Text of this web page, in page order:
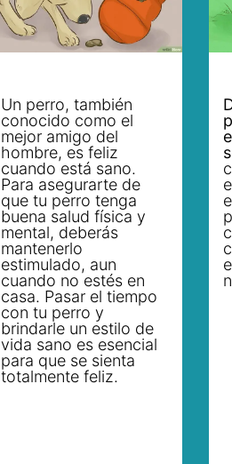
Un perro, también
conocido como el
mejor amigo del
hombre, es feliz
cuando está sano.
Para asegurarte de
que tu perro tenga
buena salud física y
mental, deberás
mantenerlo
estimulado, aun
cuando no estés en
casa. Pasar el tiempo
con tu perro y
brindarle un estilo de
vida sano es esencial
para que se sienta
totalmente feliz.